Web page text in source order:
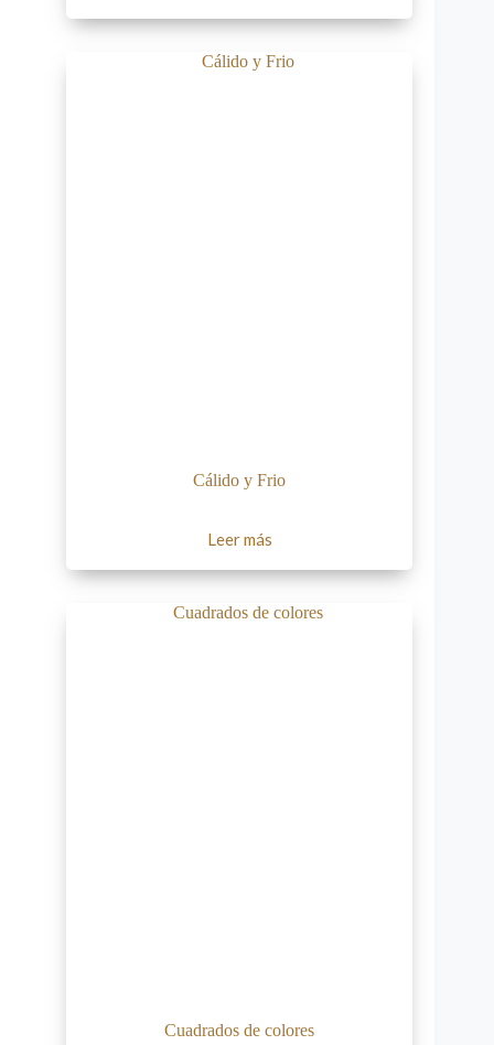
Cálido y Frio
Leer más
Cuadrados de colores